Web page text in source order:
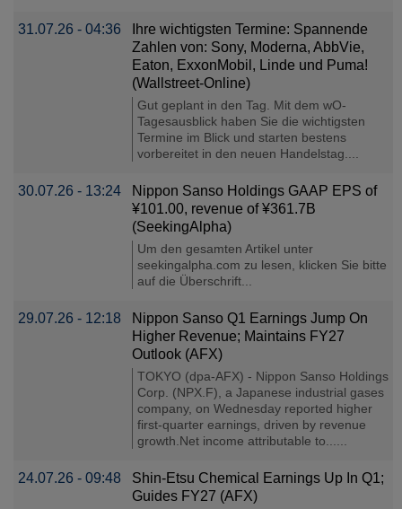
31.07.26 - 04:36
Ihre wichtigsten Termine: Spannende
Zahlen von: Sony, Moderna, AbbVie,
Eaton, ExxonMobil, Linde und Puma!
(Wallstreet-Online)
Gut geplant in den Tag. Mit dem wO-
Tagesausblick haben Sie die wichtigsten
Termine im Blick und starten bestens
vorbereitet in den neuen Handelstag....
30.07.26 - 13:24
Nippon Sanso Holdings GAAP EPS of
¥101.00, revenue of ¥361.7B
(SeekingAlpha)
Um den gesamten Artikel unter
seekingalpha.com zu lesen, klicken Sie bitte
auf die Überschrift...
29.07.26 - 12:18
Nippon Sanso Q1 Earnings Jump On
Higher Revenue; Maintains FY27
Outlook (AFX)
TOKYO (dpa-AFX) - Nippon Sanso Holdings
Corp. (NPX.F), a Japanese industrial gases
company, on Wednesday reported higher
first-quarter earnings, driven by revenue
growth.Net income attributable to......
24.07.26 - 09:48
Shin-Etsu Chemical Earnings Up In Q1;
Guides FY27 (AFX)